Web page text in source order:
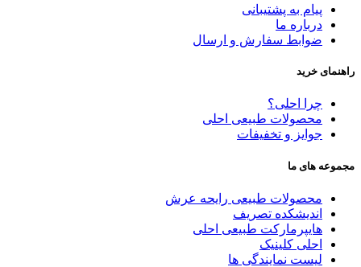
پیام به پشتیبانی
درباره ما
ضوابط سفارش و ارسال
راهنمای خرید
چرا احلی؟
محصولات طبیعی احلی
جوایز و تخفیفات
مجموعه های ما
محصولات طبیعی رایحه عرش
اندیشکده تصریف
هایپرمارکت طبیعی احلی
احلی کلینیک
لیست نمایندگی ها